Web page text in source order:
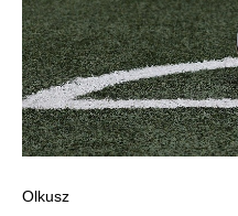
Olkusz